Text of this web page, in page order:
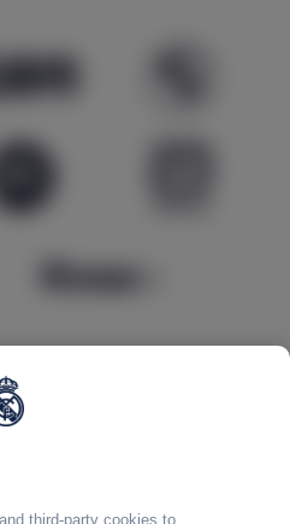
third-party cookies to